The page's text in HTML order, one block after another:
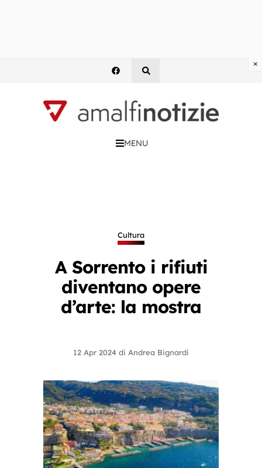
MENU
Cultura
A Sorrento i rifiuti
diventano opere
d’arte: la mostra
12 Apr 2024 di Andrea Bignardi
×